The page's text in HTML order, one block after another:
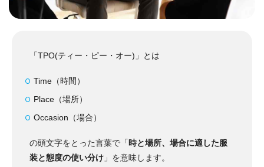
「TPO(ティー・ピー・オー)」とは
Time（時間）
Place（場所）
Occasion（場合）
の頭文字をとった言葉で「時と場所、場合に適した服
装と態度の使い分け 」を意味します。